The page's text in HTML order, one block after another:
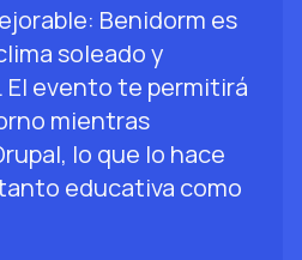
Benidorm es
soleado y
El evento te permitirá
mientras
lo que lo hace
educativa como